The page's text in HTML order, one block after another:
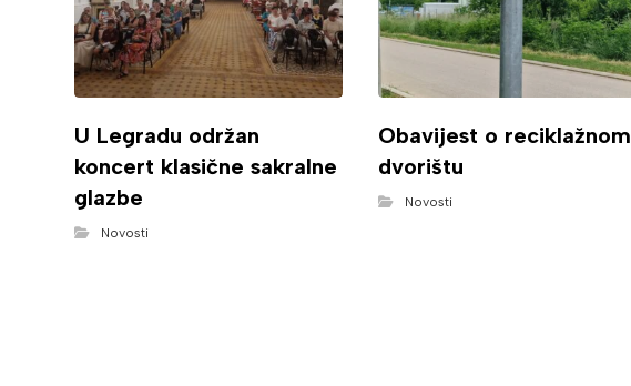
U Legradu održan
koncert klasične sakralne
glazbe
Novosti
Obavijest o reciklažnom
dvorištu
Novosti